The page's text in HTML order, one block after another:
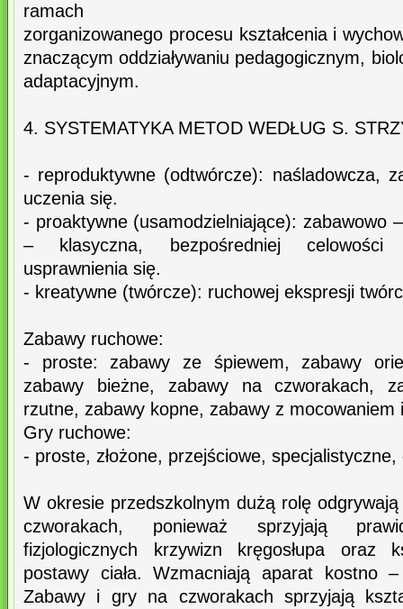
ramach
zorganizowanego procesu kształcenia i
znaczącym oddziaływaniu pedagogicznym,
adaptacyjnym.
4. SYSTEMATYKA METOD WEDŁUG S.
- reproduktywne (odtwórcze): naśladowcza,
uczenia się.
- proaktywne (usamodzielniające): zabawowo
– klasyczna, bezpośredniej celowości
usprawnienia się.
- kreatywne (twórcze): ruchowej ekspresji
Zabawy ruchowe:
- proste: zabawy ze śpiewem, zabawy
zabawy bieżne, zabawy na czworakach,
rzutne, zabawy kopne, zabawy z mocowaniem
Gry ruchowe:
- proste, złożone, przejściowe,
W okresie przedszkolnym dużą rolę
czworakach, ponieważ sprzyjają
fizjologicznych krzywizn kręgosłupa oraz
postawy ciała. Wzmacniają aparat kostno
Zabawy i gry na czworakach sprzyjają